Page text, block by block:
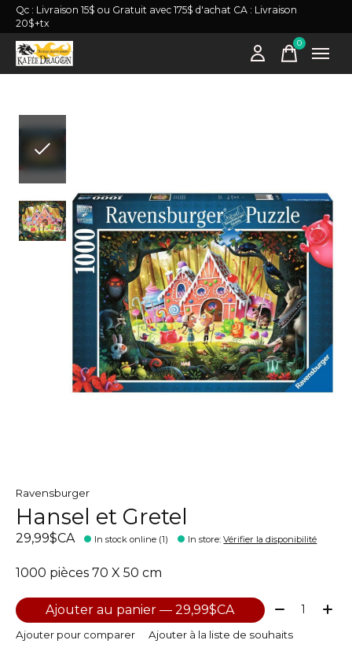
Qc : Livraison 15$ ou Gratuit avec 175$ d'achat CA : Livraison
20$+tx
0items
Ravensburger
Hansel et Gretel
29,99$CA In stock online (1) In store:Vérifier la disponibilité
1000 pièces 70 X 50 cm
Ajouter au panier — 29,99$CA Quantité:
Ajouter pour comparer Ajouter à la liste de souhaits